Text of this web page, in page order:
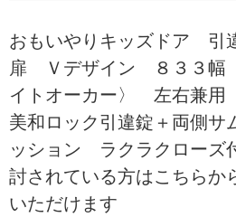
おもいやりキッズドア
扉 Ｖデザイン ８３３
イトオーカー〉 左右兼用
美和ロック引違錠＋両側
ッション ラクラクローズ
討されている方はこちらか
いただけます